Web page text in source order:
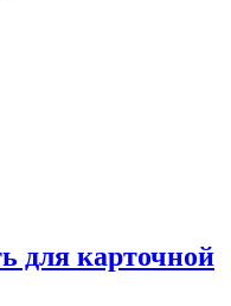
для карточной